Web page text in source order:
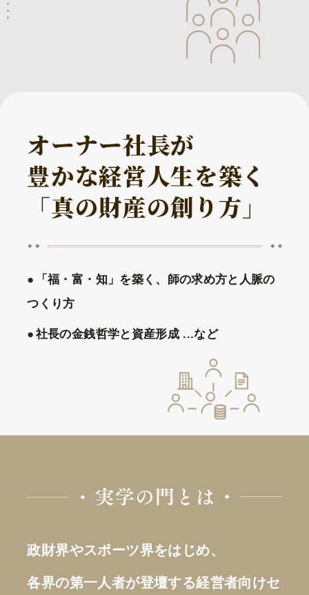
オーナー社長が
豊かな経営人生を築く
「真の財産の創り方」
「福・富・知」を築く、師の求め方と人脈の
つくり方
社長の金銭哲学と資産形成 ...など
政財界やスポーツ界をはじめ、
各界の第一人者が登壇する経営者向けセ